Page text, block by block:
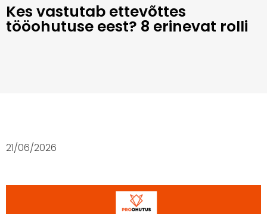
Kes vastutab ettevõttes
tööohutuse eest? 8 erinevat rolli
21/06/2026